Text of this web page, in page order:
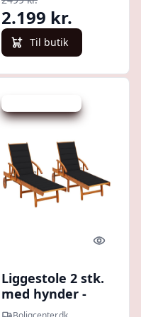
2.199 kr.
Til butik
Quick
Liggestole 2 stk.
med hynder -
massivt